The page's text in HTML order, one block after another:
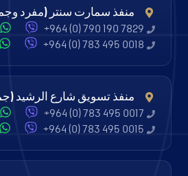
منفذ سمارت سنتر (مفرد
+964 (0) 790 190 7829
+964 (0) 783 495 0018
منفذ تسويق شارع الرشيد
+964 (0) 783 495 0017
+964 (0) 783 495 0015